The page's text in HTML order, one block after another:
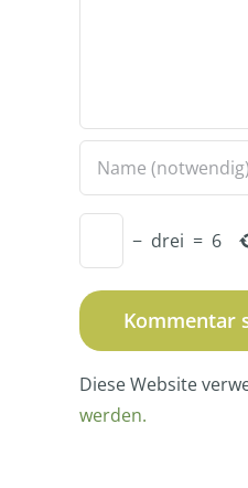
− drei = 6
Diese Website
werden.